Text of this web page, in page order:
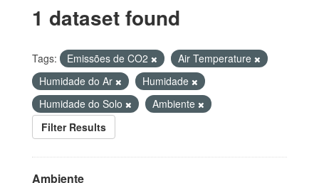
1 dataset found
Tags: Emissões de CO2
Air Temperature
Humidade do Ar
Humidade
Humidade do Solo
Ambiente
Filter Results
Ambiente